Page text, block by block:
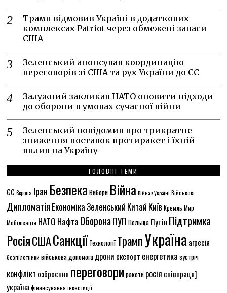
Трамп відмовив Україні в додаткових
комплексах Patriot через обмежені запаси
США
Зеленський анонсував координацію
переговорів зі США та рух України до ЄС
Залужний закликав НАТО оновити підходи
до оборони в умовах сучасної війни
Зеленський повідомив про трикратне
зниження поставок протиракет і їхній
вплив на Україну
ГОЛОВНІ ТЕМИ
ЄС Європа Іран Безпека Вибори Війна Війна в Україні Військові
Дипломатія ЕкономікаЗеленський Китай Київ Кремль Мир
Мобілізація НАТО Нафта ОборонаПУП Польща ПутінПідтримка
РосіяСШАСанкціїТехнологіїТрампУкраїна агресія
безпілотники військова допомога дрони експорт енергетика зустріч
конфлікт озброєння переговори ракети росія співпраця]
україна фінансування інвестиції